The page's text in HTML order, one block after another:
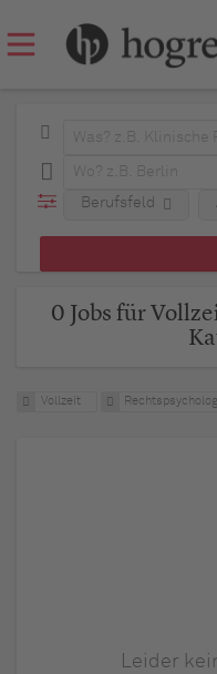
Berufsfeld
0 Jobs für
Vollzeit
Leider